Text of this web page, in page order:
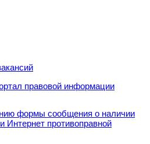
правовой информации
формы сообщения о наличии
Интернет противоправной